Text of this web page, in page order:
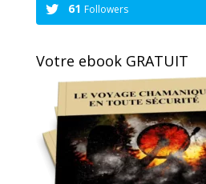
61 Followers
Votre ebook GRATUIT